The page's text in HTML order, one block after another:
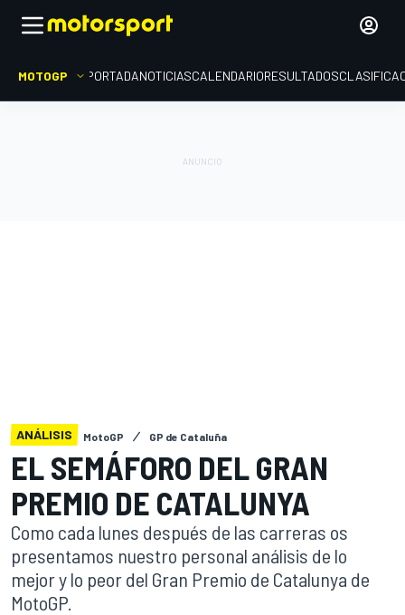
MOTOGP PORTADANOTICIASCALENDARIORESULTADOS
ANÁLISIS MotoGP GP de Cataluña
EL SEMÁFORO DEL GRAN
PREMIO DE CATALUNYA
Como cada lunes después de las carreras os
presentamos nuestro personal análisis de lo
mejor y lo peor del Gran Premio de Catalunya de
MotoGP.